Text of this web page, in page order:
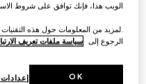
الويب هذا، فإنك توافق على شروط
.لمزيد من المعلومات حول هذه
الرجوع إلى سياسة ملفات تعريف
OK